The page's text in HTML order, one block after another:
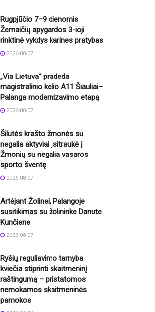
Rugpjūčio 7–9 dienomis
Žemaičių apygardos 3-ioji
rinktinė vykdys karines pratybas
2026-08-07
„Via Lietuva“ pradeda
magistralinio kelio A11 Šiauliai–
Palanga modernizavimo etapą
2026-08-07
Šilutės krašto žmonės su
negalia aktyviai įsitraukė į
Žmonių su negalia vasaros
sporto šventę
2026-08-07
Artėjant Žolinei, Palangoje
susitikimas su žolininke Danute
Kunčiene
2026-08-07
Ryšių reguliavimo tarnyba
kviečia stiprinti skaitmeninį
raštingumą – pristatomos
nemokamos skaitmeninės
pamokos